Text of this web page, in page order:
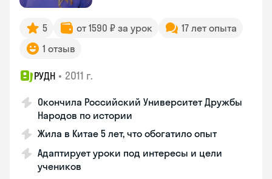
5 от 1590 ₽ за урок
17 лет опыта
1 отзыв
РУДН • 2011 г.
Окончила Российский Университет Дружбы
Народов по истории
Жила в Китае 5 лет, что обогатило опыт
Адаптирует уроки под интересы и цели
учеников